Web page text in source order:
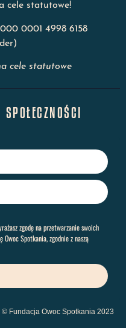
cele statutowe!
0001 4998 6158
cele statutowe
zgodę na przetwarzanie swoich
Spotkania, zgodnie z naszą
© Fundacja Owoc Spotkania 2023